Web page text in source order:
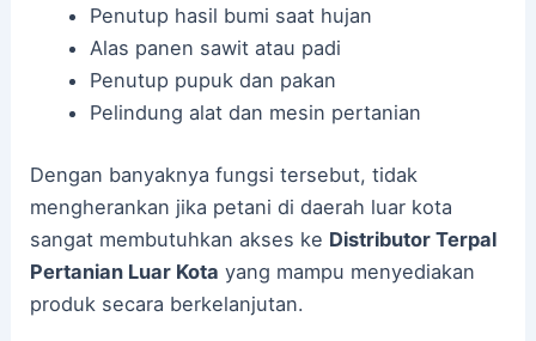
Penutup hasil bumi saat hujan
Alas panen sawit atau padi
Penutup pupuk dan pakan
Pelindung alat dan mesin pertanian
Dengan banyaknya fungsi tersebut, tidak
mengherankan jika petani di daerah luar kota
sangat membutuhkan akses ke Distributor Terpal
Pertanian Luar Kota yang mampu menyediakan
produk secara berkelanjutan.